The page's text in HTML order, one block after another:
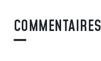
COMMENTAIRES